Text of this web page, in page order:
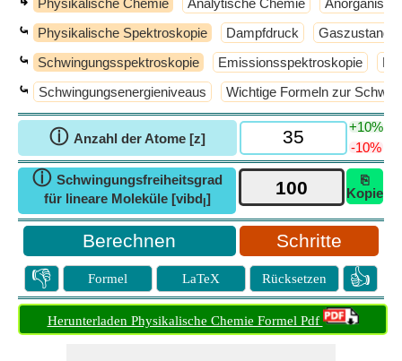
Physikalische Chemie Analytische Chemie
⤿ Physikalische Spektroskopie Dampfdruck Gaszustand
⤿ Schwingungsspektroskopie Emissionsspektroskopie
⤿ Schwingungsenergieniveaus Wichtige Formeln zur
ⓘ Anzahl der Atome [z]
+10%
-10%
ⓘ Schwingungsfreiheitsgrad
für lineare Moleküle [vibdl ]
⎘
Kopie
Schritte
👎 Formel LaTeX Rücksetzen 👍
Herunterladen Physikalische Chemie Formel Pdf